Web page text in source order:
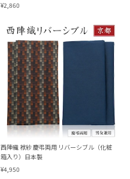
¥2,860
西陣織 袱紗 慶弔両用 リバーシブル（化粧
箱入り）日本製
¥4,950